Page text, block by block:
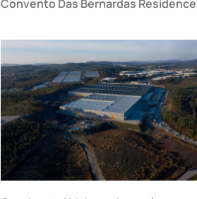
Convento Das Bernardas Residence